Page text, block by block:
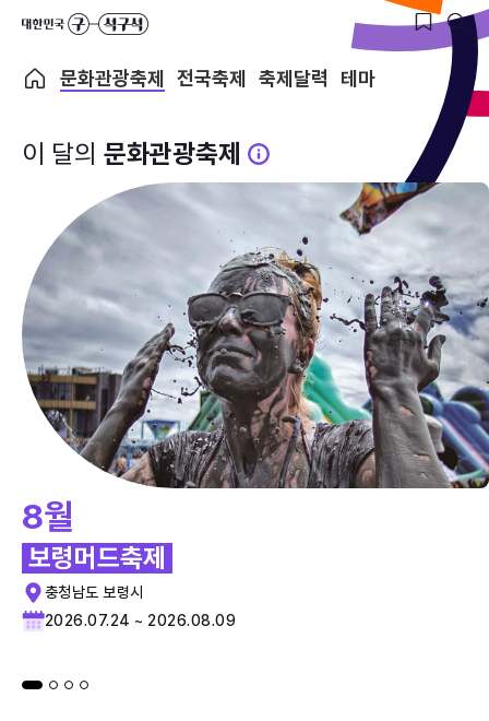
문화관광축제 전국축제 축제달력 테마
이 달의 문화관광축제
8월
보령머드축제
충청남도 보령시
2026.07.24 ~ 2026.08.09